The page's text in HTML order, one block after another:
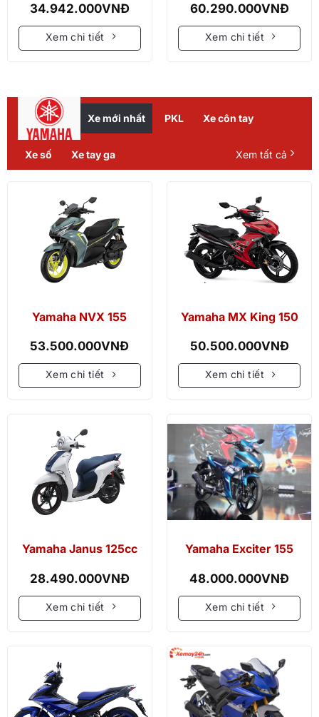
34.942.000VNĐ
Xem chi tiết
60.290.000VNĐ
Xem chi tiết
Xe mới nhất PKL Xe côn tay
Xe số Xe tay ga Xem tất cả
Yamaha NVX 155
53.500.000VNĐ
Xem chi tiết
Yamaha MX King 150
50.500.000VNĐ
Xem chi tiết
Yamaha Janus 125cc
28.490.000VNĐ
Xem chi tiết
Yamaha Exciter 155
48.000.000VNĐ
Xem chi tiết